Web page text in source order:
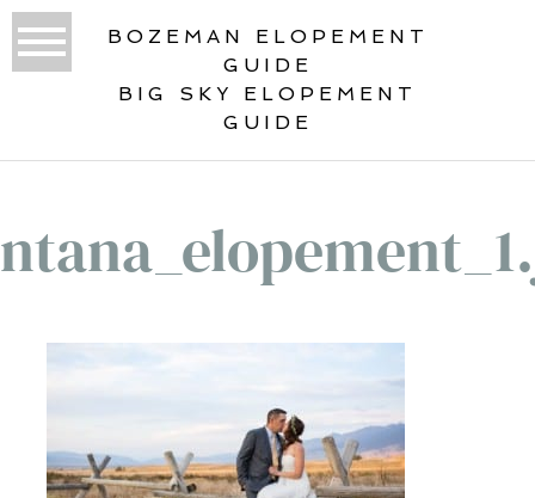
BOZEMAN ELOPEMENT
GUIDE
BIG SKY ELOPEMENT
GUIDE